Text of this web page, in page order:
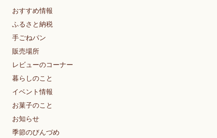
おすすめ情報
ふるさと納税
手ごねパン
販売場所
レビューのコーナー
暮らしのこと
イベント情報
お菓子のこと
お知らせ
季節のびんづめ